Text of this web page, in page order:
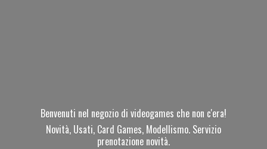
Benvenuti nel negozio di videogames che non c'era!
Novità, Usati, Card Games, Modellismo. Servizio
prenotazione novità.